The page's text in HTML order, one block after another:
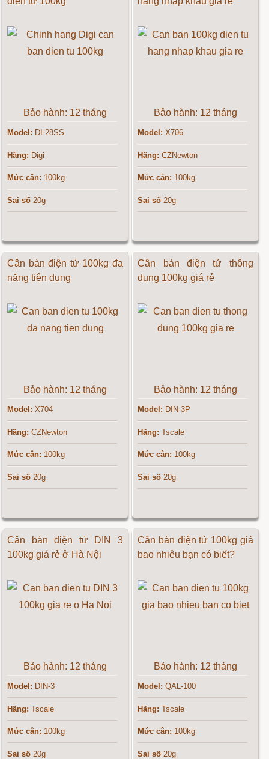
Bảo hành: 12 tháng
Model: DI-28SS
Hãng: Digi
Mức cân: 100kg
Sai số 20g
Bảo hành: 12 tháng
Model: X706
Hãng: CZNewton
Mức cân: 100kg
Sai số 20g
Cân bàn điện tử 100kg đa
năng tiện dụng
Bảo hành: 12 tháng
Model: X704
Hãng: CZNewton
Mức cân: 100kg
Sai số 20g
Cân bàn điện tử thông
dụng 100kg giá rẻ
Bảo hành: 12 tháng
Model: DIN-3P
Hãng: Tscale
Mức cân: 100kg
Sai số 20g
Cân bàn điện tử DIN 3
100kg giá rẻ ở Hà Nội
Bảo hành: 12 tháng
Model: DIN-3
Hãng: Tscale
Mức cân: 100kg
Sai số 20g
Cân bàn điện tử 100kg giá
bao nhiêu bạn có biết?
Bảo hành: 12 tháng
Model: QAL-100
Hãng: Tscale
Mức cân: 100kg
Sai số 20g